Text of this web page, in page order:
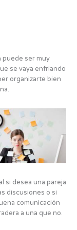
puede ser muy
se vaya enfriando
organizarte bien
si desea una pareja
discusiones o si
comunicación
a una que no.